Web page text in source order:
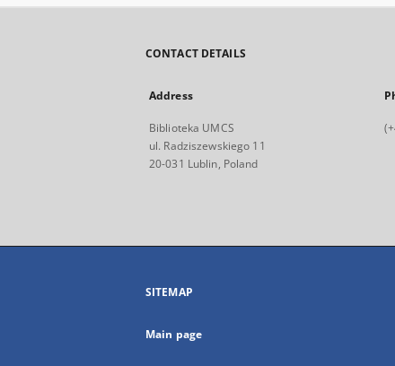
CONTACT DETAILS
Address
Biblioteka UMCS
ul. Radziszewskiego 11
20-031 Lublin, Poland
SITEMAP
Main page